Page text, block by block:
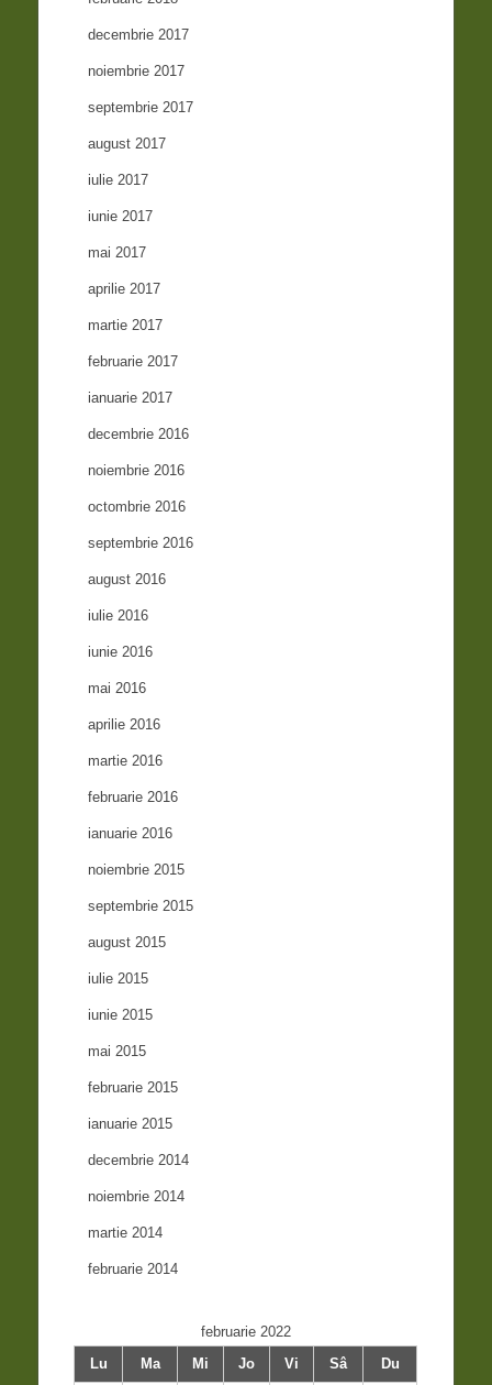
decembrie 2017
noiembrie 2017
septembrie 2017
august 2017
iulie 2017
iunie 2017
mai 2017
aprilie 2017
martie 2017
februarie 2017
ianuarie 2017
decembrie 2016
noiembrie 2016
octombrie 2016
septembrie 2016
august 2016
iulie 2016
iunie 2016
mai 2016
aprilie 2016
martie 2016
februarie 2016
ianuarie 2016
noiembrie 2015
septembrie 2015
august 2015
iulie 2015
iunie 2015
mai 2015
februarie 2015
ianuarie 2015
decembrie 2014
noiembrie 2014
martie 2014
februarie 2014
februarie 2022
Lu
Ma Mi Jo Vi Sâ Du